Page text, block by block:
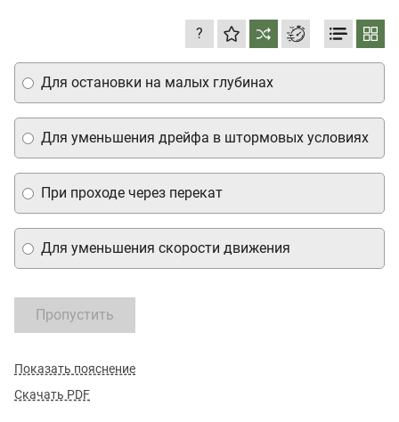
?
Для остановки на малых глубинах
Для уменьшения скорости движения
При проходе через перекат
Для уменьшения дрейфа в штормовых условиях
Пропустить
Показать пояснение
Скачать PDF